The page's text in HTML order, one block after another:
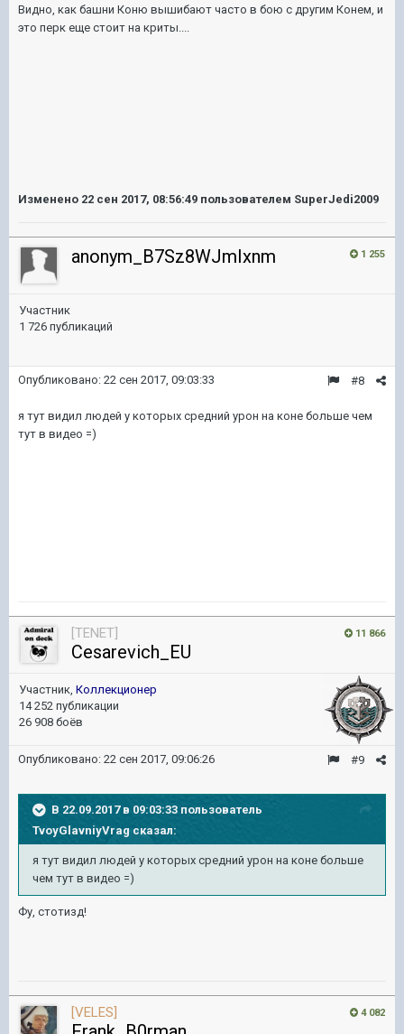
Видно, как башни Коню вышибают часто в бою с другим Конем, и
это перк еще стоит на криты....
Изменено 22 сен 2017, 08:56:49 пользователем SuperJedi2009
1 255
anonym_B7Sz8WJmIxnm
Участник
1 726 публикаций
#8
Опубликовано: 22 сен 2017, 09:03:33
я тут видил людей у которых средний урон на коне больше чем
тут в видео =)
11 866
[TENET]
Cesarevich_EU
Участник, Коллекционер
14 252 публикации
26 908 боёв
#9
Опубликовано: 22 сен 2017, 09:06:26
В 22.09.2017 в 09:03:33 пользователь
TvoyGlavniyVrag сказал:
я тут видил людей у которых средний урон на коне больше
чем тут в видео =)
Фу, стотизд!
4 082
[VELES]